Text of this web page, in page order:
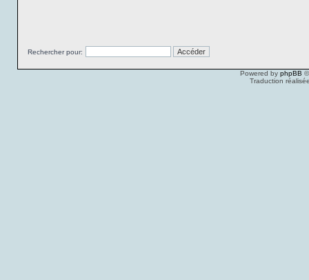
Rechercher pour:
Powered by phpBB
Traduction